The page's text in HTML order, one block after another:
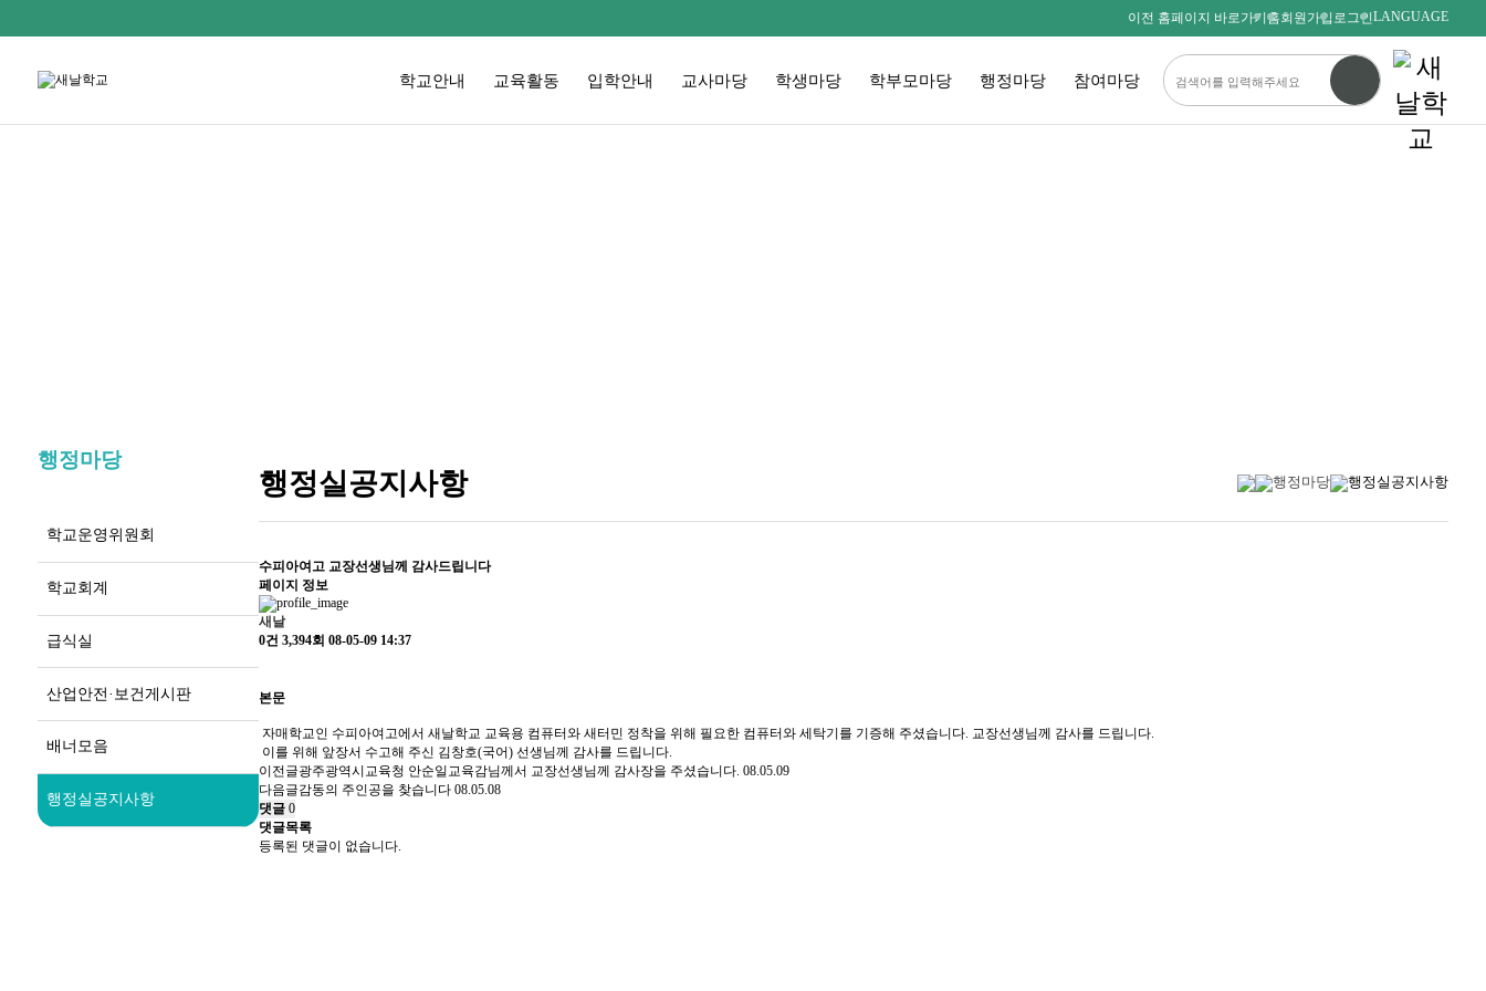
이전 홈페이지 바로가기홈회원가입 로그인LANGUAGE
학교안내 교육활동 입학안내 교사마당 학생마당 학부모마당 행정마당 참여마당
행정마당
학교운영위원회
학교회계
급식실
산업안전·보건게시판
배너모음
행정실공지사항
행정실공지사항 행정마당 행정실공지사항
수피아여고 교장선생님께 감사드립니다
페이지 정보
새날
0건 3,394회 08-05-09 14:37
본문
자매학교인 수피아여고에서 새날학교 교육용 컴퓨터와 새터민 정착을 위해 필요한 컴퓨터와 세탁기를 기증해 주셨습니다. 교장선생님께 감사를 드립니다.
이를 위해 앞장서 수고해 주신 김창호(국어) 선생님께 감사를 드립니다.
이전글광주광역시교육청 안순일교육감님께서 교장선생님께 감사장을 주셨습니다. 08.05.09
다음글감동의 주인공을 찾습니다 08.05.08
댓글0
댓글목록
등록된 댓글이 없습니다.